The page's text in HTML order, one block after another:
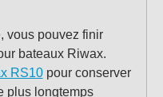
vous pouvez finir
bateaux Riwax.
RS10pour conserver
plus longtemps